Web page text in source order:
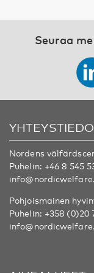
Seuraa
Nordens
Puhelin: +46 8 545
Pohjoismainen
Puhelin: +358 (0)20